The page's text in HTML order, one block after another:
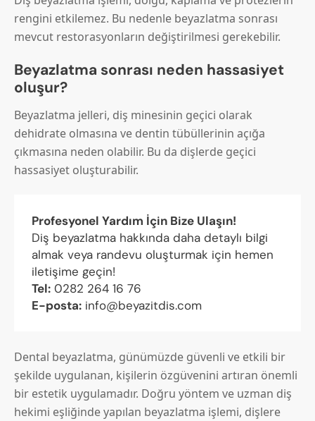
rengini etkilemez. Bu nedenle beyazlatma sonrası
mevcut restorasyonların değiştirilmesi gerekebilir.
Beyazlatma sonrası neden hassasiyet
oluşur?
Beyazlatma jelleri, diş minesinin geçici olarak
dehidrate olmasına ve dentin tübüllerinin açığa
çıkmasına neden olabilir. Bu da dişlerde geçici
hassasiyet oluşturabilir.
Profesyonel Yardım İçin Bize Ulaşın!
Diş beyazlatma hakkında daha detaylı bilgi
almak veya randevu oluşturmak için hemen
iletişime geçin!
Tel: 0282 264 16 76
E-posta: info@beyazitdis.com
Dental beyazlatma, günümüzde güvenli ve etkili bir
şekilde uygulanan, kişilerin özgüvenini artıran önemli
bir estetik uygulamadır. Doğru yöntem ve uzman diş
hekimi eşliğinde yapılan beyazlatma işlemi, dişlere